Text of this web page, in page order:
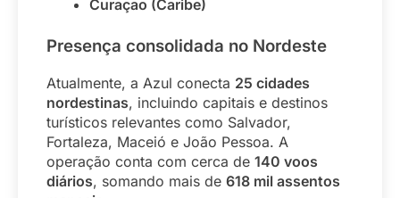
Curaçao (Caribe)
Presença consolidada no Nordeste
Atualmente, a Azul conecta 25 cidades
nordestinas, incluindo capitais e destinos
turísticos relevantes como Salvador,
Fortaleza, Maceió e João Pessoa. A
operação conta com cerca de 140 voos
diários, somando mais de 618 mil assentos